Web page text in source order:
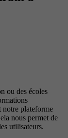
ou des écoles
notre plateforme
nous permet de
utilisateurs.